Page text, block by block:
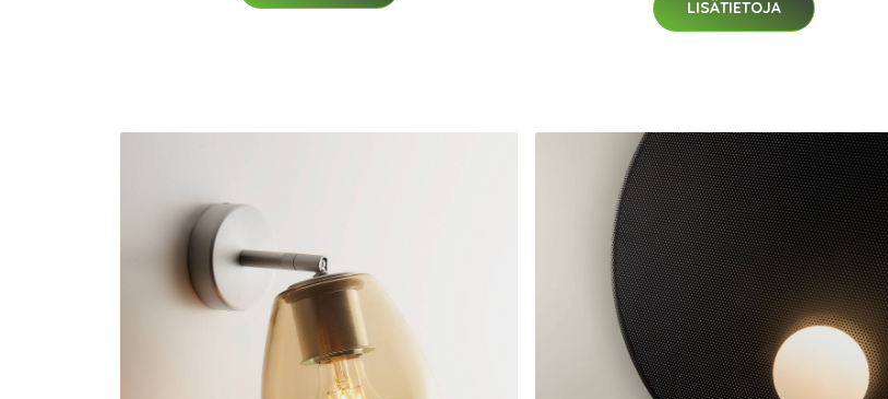
LISÄTIETOJA